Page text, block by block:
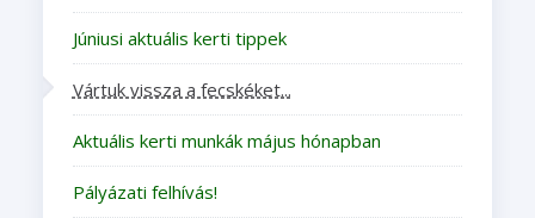
Júniusi aktuális kerti tippek
Vártuk vissza a fecskéket...
Aktuális kerti munkák május hónapban
Pályázati felhívás!